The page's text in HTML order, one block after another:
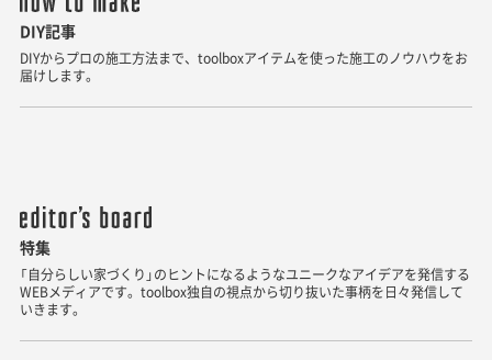
DIY記事
DIYからプロの施工方法まで、toolboxアイテムを使った施工のノウハウをお
届けします。
特集
「自分らしい家づくり」のヒントになるようなユニークなアイデアを発信する
WEBメディアです。toolbox独自の視点から切り抜いた事柄を日々発信して
いきます。